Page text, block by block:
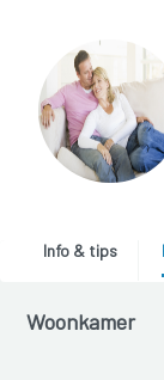
Info & tips
Woonkamer